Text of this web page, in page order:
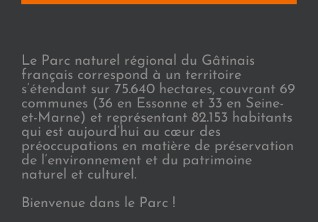
Le Parc naturel régional du Gâtinais
français correspond à un territoire
s’étendant sur 75.640 hectares, couvrant 69
communes (36 en Essonne et 33 en Seine-
et-Marne) et représentant 82.153 habitants
qui est aujourd’hui au cœur des
préoccupations en matière de préservation
de l’environnement et du patrimoine
naturel et culturel.
Bienvenue dans le Parc !